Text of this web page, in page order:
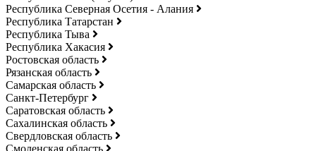
Республика Северная Осетия - Алания
Республика Татарстан
Республика Тыва
Республика Хакасия
Ростовская область
Рязанская область
Самарская область
Санкт-Петербург
Саратовская область
Сахалинская область
Свердловская область